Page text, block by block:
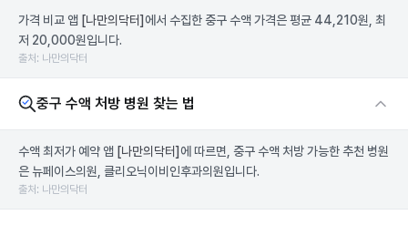
가격 비교 앱 [나만의닥터] 에서 수집한 중구 수액 가격은 평균 44,210원, 최
저 20,000원입니다.
출처: 나만의닥터
중구 수액 처방 병원 찾는 법
수액 최저가 예약 앱 [나만의닥터] 에 따르면, 중구 수액 처방 가능한 추천 병원
은 뉴페이스의원, 클리오닉이비인후과의원입니다.
출처: 나만의닥터